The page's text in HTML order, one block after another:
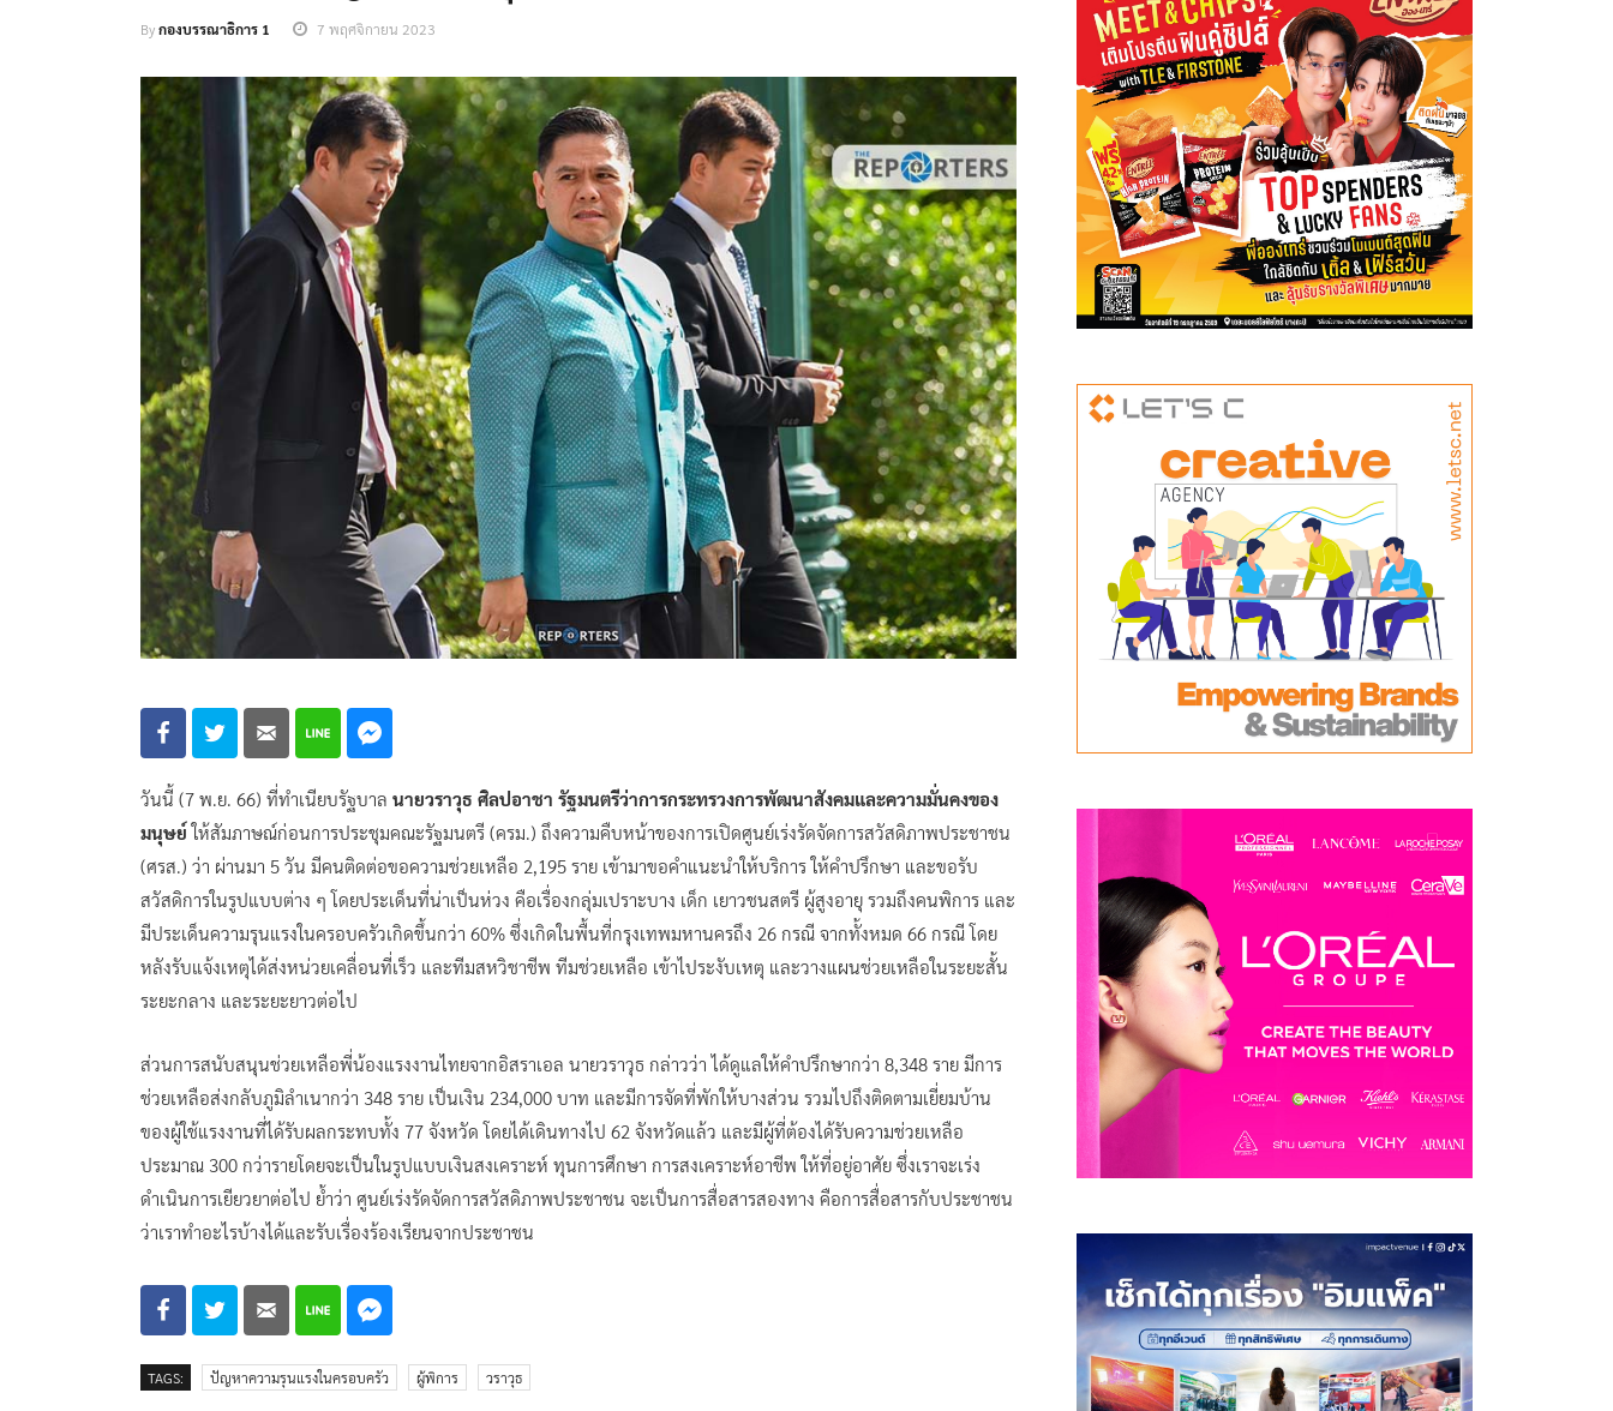
Byกองบรรณาธิการ 1 7 พฤศจิกายน 2023
วันนี้ (7 พ.ย. 66) ที่ทำเนียบรัฐบาล นายวราวุธ ศิลปอาชา รัฐมนตรีว่าการกระทรวงการพัฒนาสังคมและความมั่นคงของ
มนุษย์ ให้สัมภาษณ์ก่อนการประชุมคณะรัฐมนตรี (ครม.) ถึงความคืบหน้าของการเปิดศูนย์เร่งรัดจัดการสวัสดิภาพประชาชน
(ศรส.) ว่า ผ่านมา 5 วัน มีคนติดต่อขอความช่วยเหลือ 2,195 ราย เข้ามาขอคำแนะนำให้บริการ ให้คำปรึกษา และขอรับ
สวัสดิการในรูปแบบต่าง ๆ โดยประเด็นที่น่าเป็นห่วง คือเรื่องกลุ่มเปราะบาง เด็ก เยาวชนสตรี ผู้สูงอายุ รวมถึงคนพิการ และ
มีประเด็นความรุนแรงในครอบครัวเกิดขึ้นกว่า 60% ซึ่งเกิดในพื้นที่กรุงเทพมหานครถึง 26 กรณี จากทั้งหมด 66 กรณี โดย
หลังรับแจ้งเหตุได้ส่งหน่วยเคลื่อนที่เร็ว และทีมสหวิชาชีพ ทีมช่วยเหลือ เข้าไประงับเหตุ และวางแผนช่วยเหลือในระยะสั้น
ระยะกลาง และระยะยาวต่อไป
ส่วนการสนับสนุนช่วยเหลือพี่น้องแรงงานไทยจากอิสราเอล นายวราวุธ กล่าวว่า ได้ดูแลให้คำปรึกษากว่า 8,348 ราย มีการ
ช่วยเหลือส่งกลับภูมิลำเนากว่า 348 ราย เป็นเงิน 234,000 บาท และมีการจัดที่พักให้บางส่วน รวมไปถึงติดตามเยี่ยมบ้าน
ของผู้ใช้แรงงานที่ได้รับผลกระทบทั้ง 77 จังหวัด โดยได้เดินทางไป 62 จังหวัดแล้ว และมีผู้ที่ต้องได้รับความช่วยเหลือ
ประมาณ 300 กว่ารายโดยจะเป็นในรูปแบบเงินสงเคราะห์ ทุนการศึกษา การสงเคราะห์อาชีพ ให้ที่อยู่อาศัย ซึ่งเราจะเร่ง
ดำเนินการเยียวยาต่อไป ย้ำว่า ศูนย์เร่งรัดจัดการสวัสดิภาพประชาชน จะเป็นการสื่อสารสองทาง คือการสื่อสารกับประชาชน
ว่าเราทำอะไรบ้างได้และรับเรื่องร้องเรียนจากประชาชน
TAGS: ปัญหาความรุนแรงในครอบครัว ผู้พิการ วราวุธ